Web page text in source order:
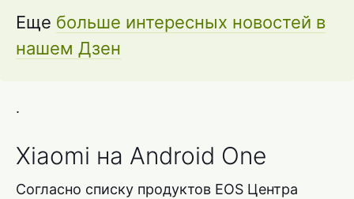
Еще больше интересных новостей в
нашем Дзен
.
Xiaomi на Android One
Согласно списку продуктов EOS Центра